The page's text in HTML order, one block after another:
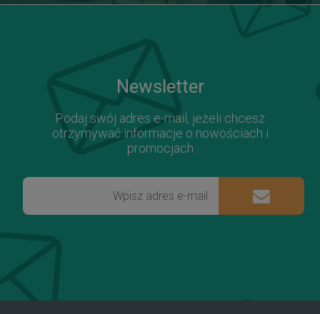
Newsletter
Podaj swój adres e-mail, jeżeli chcesz
otrzymywać informacje o nowościach i
promocjach